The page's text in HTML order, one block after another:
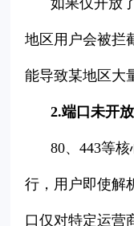
地区用户会被拦
能导致某地区大
2.端口未开
80、443等
行，用户即使解
口仅对特定运营